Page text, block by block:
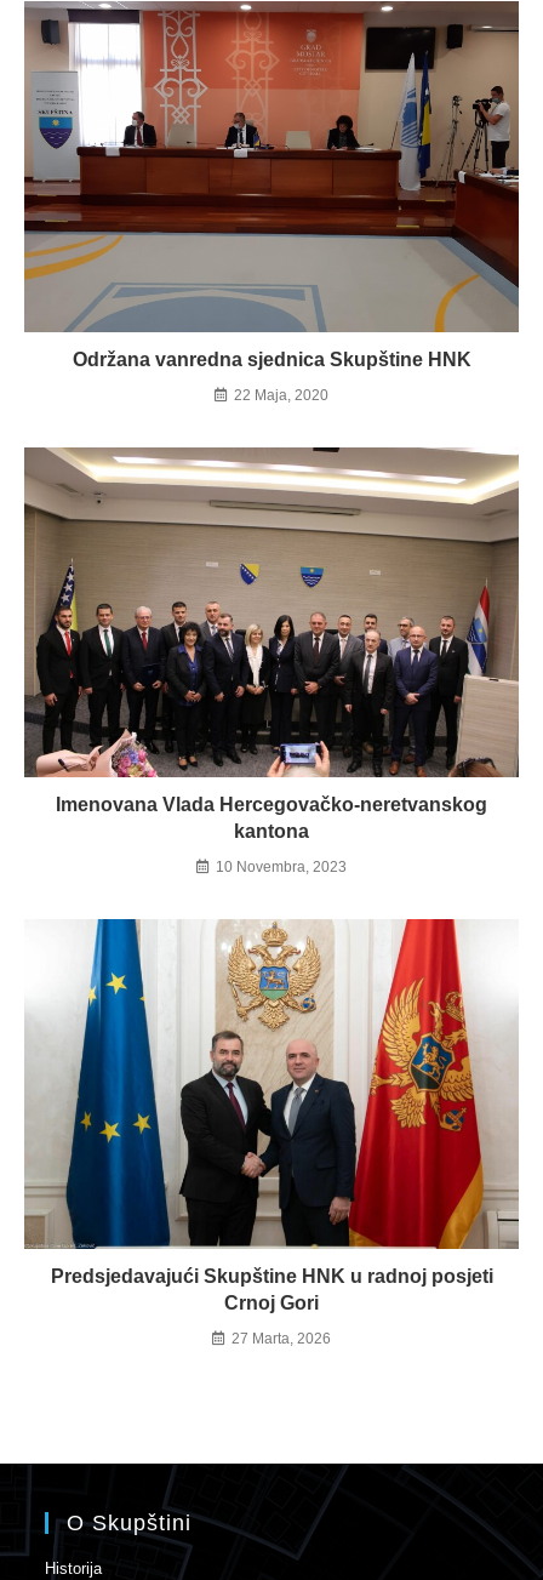
Održana vanredna sjednica Skupštine HNK
22 Maja, 2020
Imenovana Vlada Hercegovačko-neretvanskog
kantona
10 Novembra, 2023
Predsjedavajući Skupštine HNK u radnoj posjeti
Crnoj Gori
27 Marta, 2026
O Skupštini
Historija